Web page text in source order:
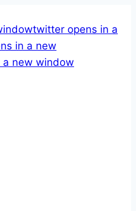
twitter opens in a
in a new
a new window